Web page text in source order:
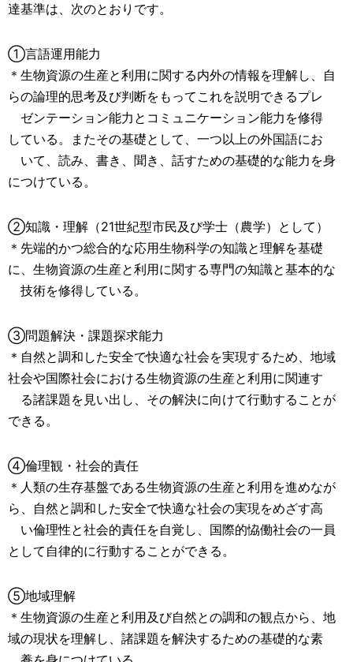
達基準は、次のとおりです。
①言語運用能力
＊生物資源の生産と利用に関する内外の情報を理解し、自
らの論理的思考及び判断をもってこれを説明できるプレ
ゼンテーション能力とコミュニケーション能力を修得
している。またその基礎として、一つ以上の外国語にお
いて、読み、書き、聞き、話すための基礎的な能力を身
につけている。
②知識・理解（21世紀型市民及び学士（農学）として）
＊先端的かつ総合的な応用生物科学の知識と理解を基礎
に、生物資源の生産と利用に関する専門の知識と基本的な
技術を修得している。
③問題解決・課題探求能力
＊自然と調和した安全で快適な社会を実現するため、地域
社会や国際社会における生物資源の生産と利用に関連す
る諸課題を見い出し、その解決に向けて行動することが
できる。
④倫理観・社会的責任
＊人類の生存基盤である生物資源の生産と利用を進めなが
ら、自然と調和した安全で快適な社会の実現をめざす高
い倫理性と社会的責任を自覚し、国際的恊働社会の一員
として自律的に行動することができる。
⑤地域理解
＊生物資源の生産と利用及び自然との調和の観点から、地
域の現状を理解し、諸課題を解決するための基礎的な素